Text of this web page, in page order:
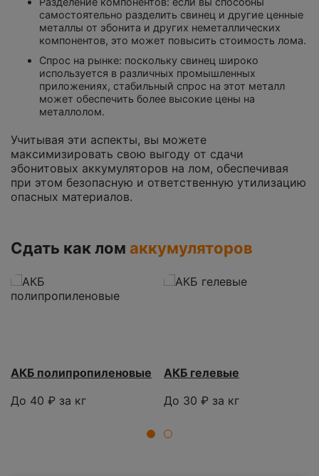
самостоятельно разделить свинец и другие ценные
металлы от эбонита и других неметаллических
компонентов, это может повысить стоимость лома.
Спрос на рынке: поскольку свинец широко
используется в различных промышленных
приложениях, стабильный спрос на этот металл
может обеспечить более высокие цены на
металлолом.
Учитывая эти аспекты, вы можете
максимизировать свою выгоду от сдачи
эбонитовых аккумуляторов на лом, обеспечивая
при этом безопасную и ответственную утилизацию
опасных материалов.
Сдать как лом аккумуляторов
АКБ полипропиленовые
До 40 ₽ за кг
АКБ гелевые
До 30 ₽ за кг
1 2